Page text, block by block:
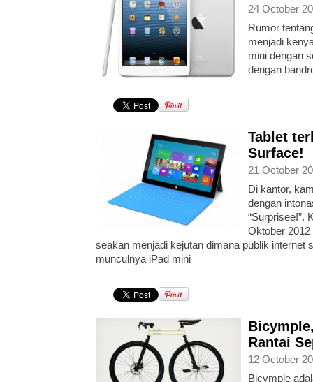
24 October
Rumor
menjadi
mini dengan
dengan
Tablet
Surface!
21 October
Di kantor,
dengan
“Surprisee!”.
Oktober
seakan menjadi kejutan dimana publik internet
munculnya iPad mini
Rantai
12 October
Bicymple